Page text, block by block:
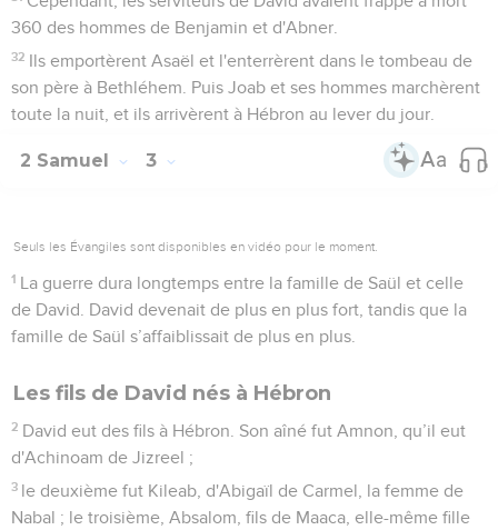
360 des hommes de Benjamin et d'Abner.
32 Ils emportèrent Asaël et l'enterrèrent dans le tombeau de
son père à Bethléhem. Puis Joab et ses hommes marchèrent
toute la nuit, et ils arrivèrent à Hébron au lever du jour.
2 Samuel 3
Seuls les Évangiles sont disponibles en vidéo pour le moment.
1 La guerre dura longtemps entre la famille de Saül et celle
de David. David devenait de plus en plus fort, tandis que la
famille de Saül s’affaiblissait de plus en plus.
Les fils de David nés à Hébron
2 David eut des fils à Hébron. Son aîné fut Amnon, qu’il eut
d'Achinoam de Jizreel ;
3 le deuxième fut Kileab, d'Abigaïl de Carmel, la femme de
Nabal ; le troisième, Absalom, fils de Maaca, elle-même fille